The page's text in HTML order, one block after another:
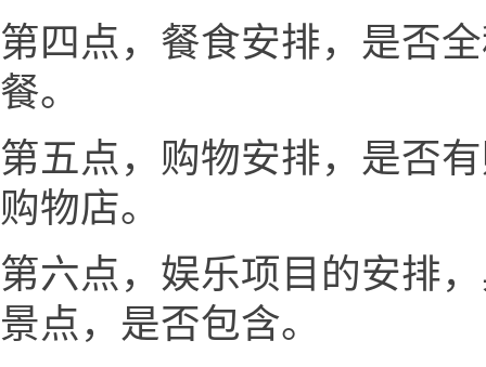
第四点，餐食安排，是否
餐。
第五点，购物安排，是否
购物店。
第六点，娱乐项目的安排
景点，是否包含。